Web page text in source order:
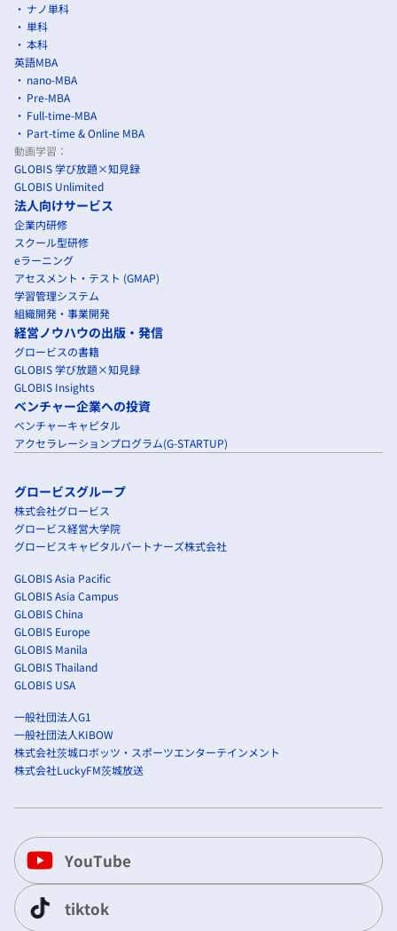
ナノ単科
単科
本科
英語MBA
nano-MBA
Pre-MBA
Full-time-MBA
Part-time & Online MBA
動画学習：
GLOBIS 学び放題×知見録
GLOBIS Unlimited
法人向けサービス
企業内研修
スクール型研修
eラーニング
アセスメント・テスト (GMAP)
学習管理システム
組織開発・事業開発
経営ノウハウの出版・発信
グロービスの書籍
GLOBIS 学び放題×知見録
GLOBIS Insights
ベンチャー企業への投資
ベンチャーキャピタル
アクセラレーションプログラム(G-STARTUP)
グロービスグループ
株式会社グロービス
グロービス経営大学院
グロービスキャピタルパートナーズ株式会社
GLOBIS Asia Pacific
GLOBIS Asia Campus
GLOBIS China
GLOBIS Europe
GLOBIS Manila
GLOBIS Thailand
GLOBIS USA
一般社団法人G1
一般社団法人KIBOW
株式会社茨城ロボッツ・スポーツエンターテインメント
株式会社LuckyFM茨城放送
YouTube
tiktok